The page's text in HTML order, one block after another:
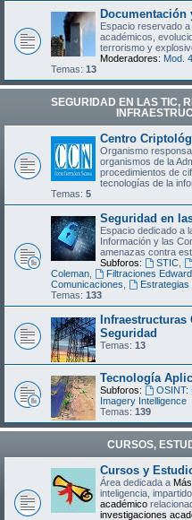
Documentación
Espacio reservado
académicos,
terrorismo y
Moderadores: Mod. 4
Temas: 13
SEGURIDAD EN LAS TIC,
Centro
Organismo
organismos de la
procedimientos de
tecnologías de la
Temas: 5
Seguridad en
Espacio dedicado a
Información y las
amenazas contra
Subforos:
STIC,
Coleman
Filtraciones
Comunicaciones
Estrategias
Temas: 133
Seguridad
Temas: 13
Tecnología
Subforos: OSINT:
Imagery Intelligence
Temas: 139
CURSOS,
Cursos y
Área dedicada a
inteligencia,
académico
investigaciones